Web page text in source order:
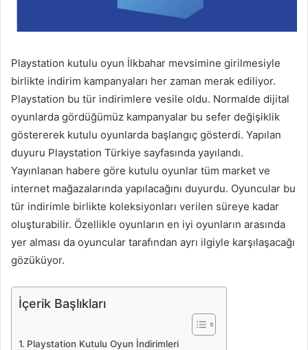
Playstation kutulu oyun İlkbahar mevsimine girilmesiyle
birlikte indirim kampanyaları her zaman merak ediliyor.
Playstation bu tür indirimlere vesile oldu. Normalde dijital
oyunlarda gördüğümüz kampanyalar bu sefer değişiklik
göstererek kutulu oyunlarda başlangıç gösterdi. Yapılan
duyuru Playstation Türkiye sayfasında yayılandı.
Yayınlanan habere göre kutulu oyunlar tüm market ve
internet mağazalarında yapılacağını duyurdu. Oyuncular bu
tür indirimle birlikte koleksiyonları verilen süreye kadar
oluşturabilir. Özellikle oyunların en iyi oyunların arasında
yer alması da oyuncular tarafından ayrı ilgiyle karşılaşacağı
gözüküyor.
İçerik Başlıkları
Playstation Kutulu Oyun İndirimleri